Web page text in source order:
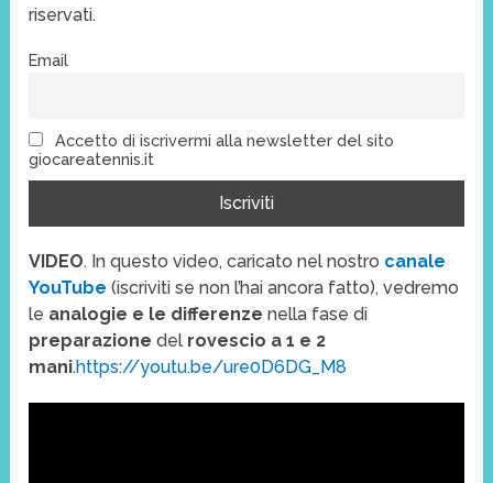
riservati.
Email
Accetto di iscrivermi alla newsletter del sito
giocareatennis.it
VIDEO. In questo video, caricato nel nostro canale
YouTube (iscriviti se non l’hai ancora fatto), vedremo
le analogie e le differenze nella fase di
preparazione del rovescio a 1 e 2
mani.https://youtu.be/ure0D6DG_M8